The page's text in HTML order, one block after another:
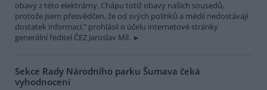
obavy z této elektrárny. Chápu totiž obavy našich sousedů,
protože jsem přesvědčen, že od svých politiků a médií nedostávají
dostatek informací," prohlásil o účelu internetové stránky
generální ředitel ČEZ Jaroslav Míl.
Sekce Rady Národního parku Šumava čeká
vyhodnocení